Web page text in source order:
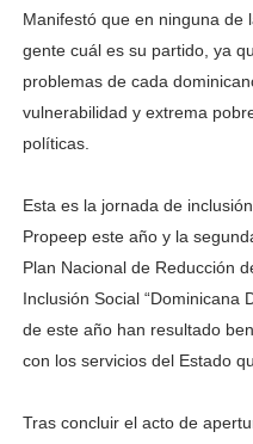
Manifestó que en ninguna de
gente cuál es su partido, ya
problemas de cada
vulnerabilidad y extrema
políticas.
Esta es la jornada de
Propeep este año y la
Plan Nacional de Reducción
Inclusión Social “Dominicana
de este año han resultado
con los servicios del Estado
Tras concluir el acto de